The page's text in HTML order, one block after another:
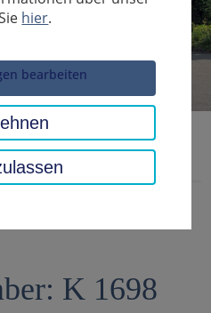
Landkreis
Aktuelles
K 1698
hier.
bearbeiten